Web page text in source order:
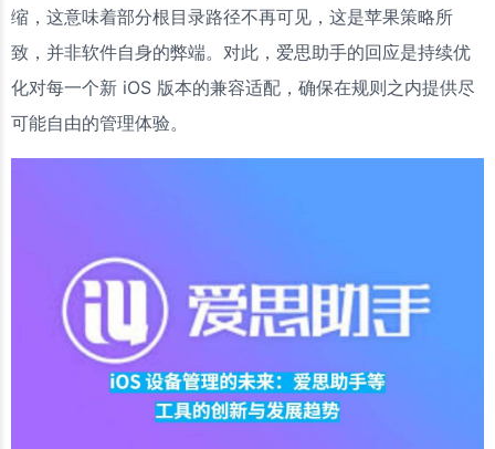
缩，这意味着部分根目录路径不再可见，这是苹果策略所
致，并非软件自身的弊端。对此，爱思助手的回应是持续优
化对每一个新 iOS 版本的兼容适配，确保在规则之内提供尽
可能自由的管理体验。